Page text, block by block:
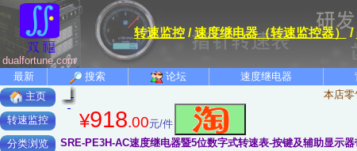
dualfortune.com
转速监控/速度继电器（转速监控器） /
最新 搜索 论坛 速度继电器
主页
转速监控
分类浏览
本店
¥918.00元/件
SRE-PE3H-AC速度继电器暨5位数字式转速表-按键及辅助显示